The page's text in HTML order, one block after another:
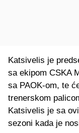
Katsivelis je
sa ekipom CSKA
sa PAOK-om, te
trenerskom
Katsivelis je sa
sezoni kada je